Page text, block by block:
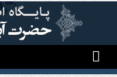
رفتن به محتوای اصلی